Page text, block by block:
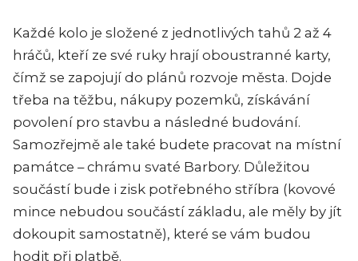
Každé kolo je složené z jednotlivých tahů 2 až 4
hráčů, kteří ze své ruky hrají oboustranné karty,
čímž se zapojují do plánů rozvoje města. Dojde
třeba na těžbu, nákupy pozemků, získávání
povolení pro stavbu a následné budování.
Samozřejmě ale také budete pracovat na místní
památce – chrámu svaté Barbory. Důležitou
součástí bude i zisk potřebného stříbra (kovové
mince nebudou součástí základu, ale měly by jít
dokoupit samostatně), které se vám budou
hodit při platbě.